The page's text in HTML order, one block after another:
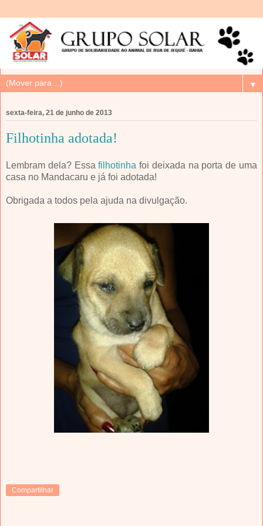
▼
sexta-feira, 21 de junho de 2013
Filhotinha adotada!
Lembram dela? Essafilhotinha foi deixada na porta de uma
casa no Mandacaru e já foi adotada!
Obrigada a todos pela ajuda na divulgação.
Compartilhar